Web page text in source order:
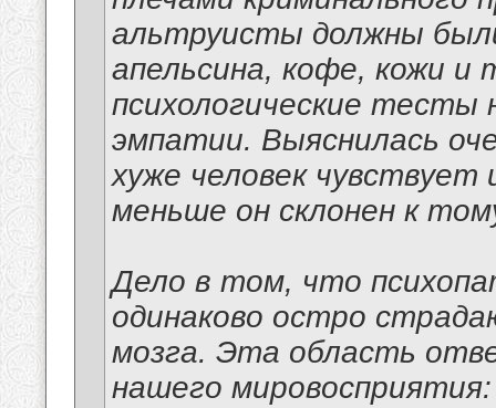
альтруисты должны
апельсина, кофе, кожи и
психологические тесты
эмпатии. Выяснилась
хуже человек
меньше он склонен к
Дело в том, что
одинаково остро
мозга. Эта область
нашего